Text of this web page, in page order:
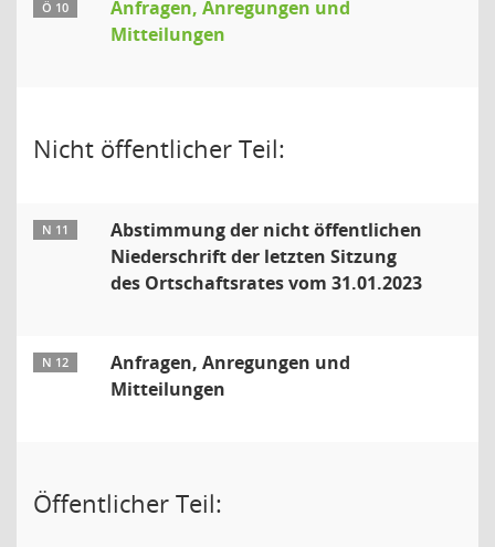
Ö 10
Anfragen, Anregungen und
Mitteilungen
Nicht öffentlicher Teil:
N 11
Abstimmung der nicht öffentlichen
Niederschrift der letzten Sitzung
des Ortschaftsrates vom 31.01.2023
N 12
Anfragen, Anregungen und
Mitteilungen
Öffentlicher Teil: